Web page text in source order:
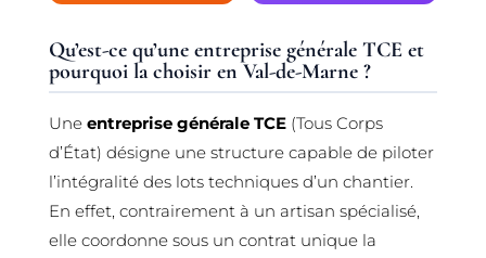
Qu’est-ce qu’une entreprise générale TCE et
pourquoi la choisir en Val-de-Marne ?
Une entreprise générale TCE(Tous Corps
d’État) désigne une structure capable de piloter
l’intégralité des lots techniques d’un chantier.
En effet, contrairement à un artisan spécialisé,
elle coordonne sous un contrat unique la